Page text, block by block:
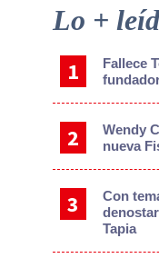
Primary
Sidebar
Lo +
Fallece
Wendy
nueva
Con
Tapia